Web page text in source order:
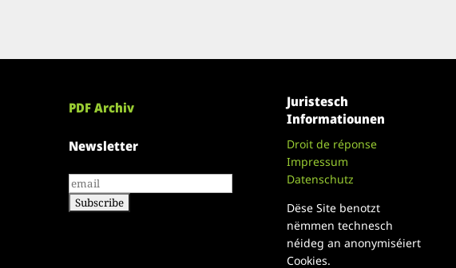
PDF Archiv
Newsletter
Juristesch
Informatiounen
Droit de réponse
Impressum
Datenschutz
Dëse Site benotzt
nëmmen technesch
néideg an anonymiséiert
Cookies.